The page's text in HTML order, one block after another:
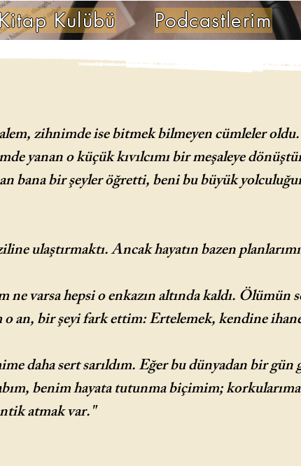
Kulübü Podcastlerim
zihnimde ise bitmek bilmeyen cümleler
yanan o küçük kıvılcımı bir meşaleye
bana bir şeyler öğretti, beni bu büyük
ulaştırmaktı. Ancak hayatın bazen
varsa hepsi o enkazın altında kaldı. Ölümün
o an, bir şeyi fark ettim: Ertelemek, kendine
daha sert sarıldım. Eğer bu dünyadan bir gün
benim hayata tutunma biçimim; korkularıma
atmak var."